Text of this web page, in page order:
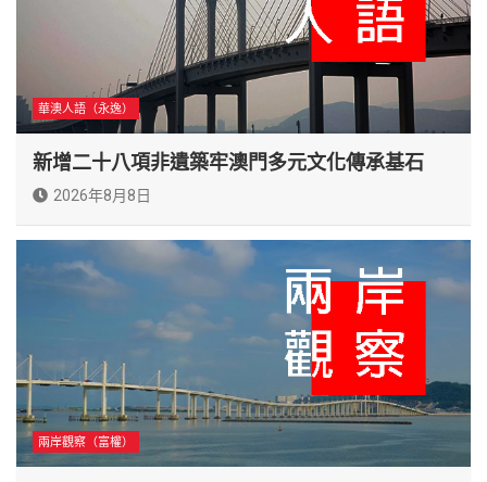
華澳人語（永逸）
新增二十八項非遺築牢澳門多元文化傳承基石
2026年8月8日
兩岸觀察（富權）